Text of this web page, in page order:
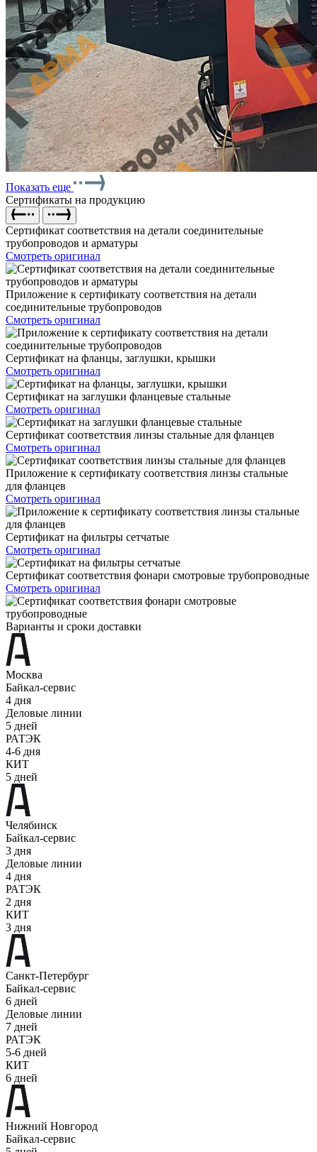
Показать еще
Сертификаты на продукцию
Сертификат соответствия на детали соединительные
трубопроводов и арматуры
Смотреть оригинал
Приложение к сертификату соответствия на детали
соединительные трубопроводов
Смотреть оригинал
Сертификат на фланцы, заглушки, крышки
Смотреть оригинал
Сертификат на заглушки фланцевые стальные
Смотреть оригинал
Сертификат соответствия линзы стальные для фланцев
Смотреть оригинал
Приложение к сертификату соответствия линзы стальные
для фланцев
Смотреть оригинал
Сертификат на фильтры сетчатые
Смотреть оригинал
Сертификат соответствия фонари смотровые трубопроводные
Смотреть оригинал
Варианты и сроки доставки
Москва
Байкал-сервис
4 дня
Деловые линии
5 дней
РАТЭК
4-6 дня
КИТ
5 дней
Челябинск
Байкал-сервис
3 дня
Деловые линии
4 дня
РАТЭК
2 дня
КИТ
3 дня
Санкт-Петербург
Байкал-сервис
6 дней
Деловые линии
7 дней
РАТЭК
5-6 дней
КИТ
6 дней
Нижний Новгород
Байкал-сервис